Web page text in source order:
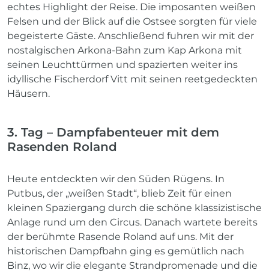
echtes Highlight der Reise. Die imposanten weißen
Felsen und der Blick auf die Ostsee sorgten für viele
begeisterte Gäste. Anschließend fuhren wir mit der
nostalgischen Arkona-Bahn zum Kap Arkona mit
seinen Leuchttürmen und spazierten weiter ins
idyllische Fischerdorf Vitt mit seinen reetgedeckten
Häusern.
3. Tag – Dampfabenteuer mit dem
Rasenden Roland
Heute entdeckten wir den Süden Rügens. In
Putbus, der „weißen Stadt“, blieb Zeit für einen
kleinen Spaziergang durch die schöne klassizistische
Anlage rund um den Circus. Danach wartete bereits
der berühmte Rasende Roland auf uns. Mit der
historischen Dampfbahn ging es gemütlich nach
Binz, wo wir die elegante Strandpromenade und die